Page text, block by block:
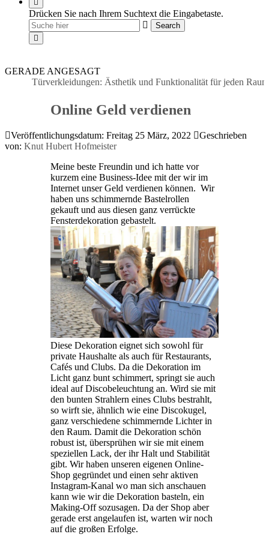
Drücken Sie nach Ihrem Suchtext die Eingabetaste.
GERADE ANGESAGT
Türverkleidungen: Ästhetik und Funktionalität für jeden Raum
Online Geld verdienen
Veröffentlichungsdatum: Freitag 25 März, 2022
Geschrieben
von: Knut Hubert Hofmeister
Meine beste Freundin und ich hatte vor
kurzem eine Business-Idee mit der wir im
Internet unser Geld verdienen können. Wir
haben uns schimmernde Bastelrollen
gekauft und aus diesen ganz verrückte
Fensterdekoration gebastelt.
Diese Dekoration eignet sich sowohl für
private Haushalte als auch für Restaurants,
Cafés und Clubs. Da die Dekoration im
Licht ganz bunt schimmert, springt sie auch
ideal auf Discobeleuchtung an. Wird sie mit
den bunten Strahlern eines Clubs bestrahlt,
so wirft sie, ähnlich wie eine Discokugel,
ganz verschiedene schimmernde Lichter in
den Raum. Damit die Dekoration schön
robust ist, übersprühen wir sie mit einem
speziellen Lack, der ihr Halt und Stabilität
gibt. Wir haben unseren eigenen Online-
Shop gegründet und einen sehr aktiven
Instagram-Kanal wo man sich anschauen
kann wie wir die Dekoration basteln, ein
Making-Off sozusagen. Da der Shop aber
gerade erst angelaufen ist, warten wir noch
auf die großen Erfolge.